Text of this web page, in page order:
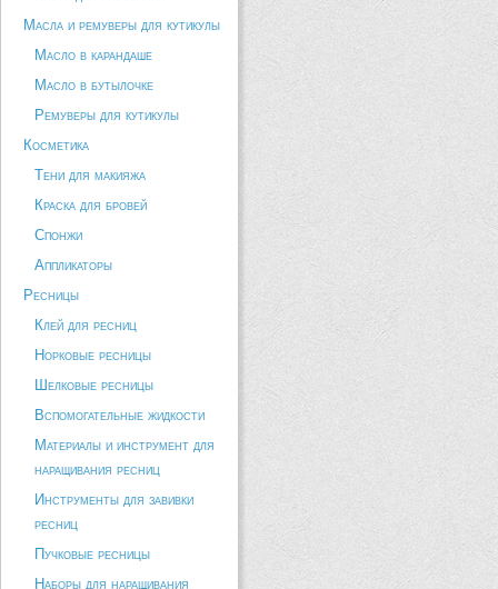
Масла и ремуверы для кутикулы
Масло в карандаше
Масло в бутылочке
Ремуверы для кутикулы
Косметика
Тени для макияжа
Краска для бровей
Спонжи
Аппликаторы
Ресницы
Клей для ресниц
Норковые ресницы
Шелковые ресницы
Вспомогательные жидкости
Материалы и инструмент для
наращивания ресниц
Инструменты для завивки
ресниц
Пучковые ресницы
Наборы для наращивания